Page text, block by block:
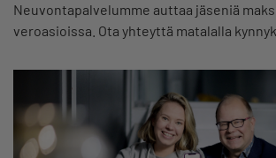
Neuvontapalvelumme auttaa jäseniä
veroasioissa. Ota yhteyttä matalalla